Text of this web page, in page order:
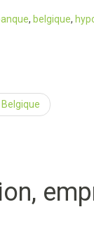
, belgique,